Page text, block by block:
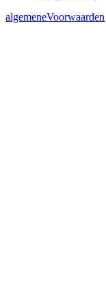
algemeneVoorwaarden